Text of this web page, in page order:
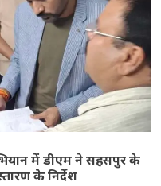
में डीएम ने सहसपुर के
के निर्देश